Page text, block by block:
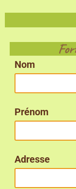
Nom
Prénom
Adresse